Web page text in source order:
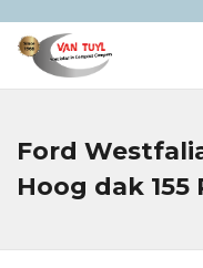
Ford
Hoog dak 155